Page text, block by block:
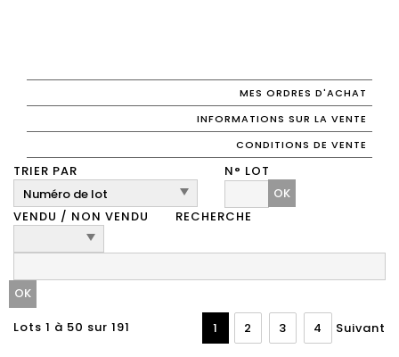
MES ORDRES D'ACHAT
INFORMATIONS SUR LA VENTE
CONDITIONS DE VENTE
TRIER PAR
N° LOT
OK
VENDU / NON VENDU
RECHERCHE
Lots 1 à 50 sur 191 1 2 3 4 Suivant